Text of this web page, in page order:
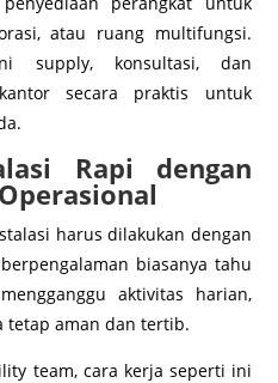
atau ruang multifungsi.
supply, konsultasi, dan
secara praktis untuk
Rapi dengan
harus dilakukan dengan
biasanya tahu
aktivitas harian,
tetap aman dan tertib.
team, cara kerja seperti ini